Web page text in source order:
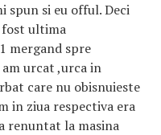
spun si eu offul. Deci
fost ultima
mergand spre
urcat ,urca in
care nu obisnuieste
in ziua respectiva era
renuntat la masina